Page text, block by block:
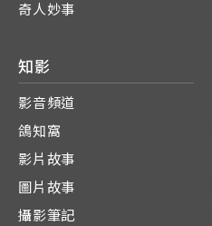
奇人妙事
知影
影音頻道
鴿知窩
影片故事
圖片故事
攝影筆記